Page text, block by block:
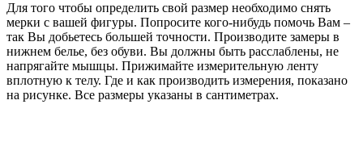
Для того чтобы определить свой размер необходимо снять
мерки с вашей фигуры. Попросите кого-нибудь помочь Вам –
так Вы добьетесь большей точности. Производите замеры в
нижнем белье, без обуви. Вы должны быть расслаблены, не
напрягайте мышцы. Прижимайте измерительную ленту
вплотную к телу. Где и как производить измерения, показано
на рисунке. Все размеры указаны в сантиметрах.